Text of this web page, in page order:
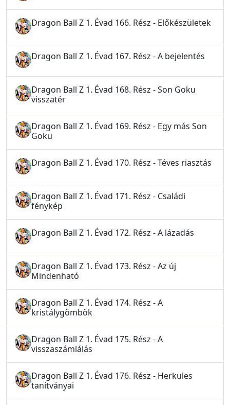
Dragon Ball Z 1. Évad 166. Rész - Előkészületek
Dragon Ball Z 1. Évad 167. Rész - A bejelentés
Dragon Ball Z 1. Évad 168. Rész - Son Goku
visszatér
Dragon Ball Z 1. Évad 169. Rész - Egy más Son
Goku
Dragon Ball Z 1. Évad 170. Rész - Téves riasztás
Dragon Ball Z 1. Évad 171. Rész - Családi
fénykép
Dragon Ball Z 1. Évad 172. Rész - A lázadás
Dragon Ball Z 1. Évad 173. Rész - Az új
Mindenható
Dragon Ball Z 1. Évad 174. Rész - A
kristálygömbök
Dragon Ball Z 1. Évad 175. Rész - A
visszaszámlálás
Dragon Ball Z 1. Évad 176. Rész - Herkules
tanítványai